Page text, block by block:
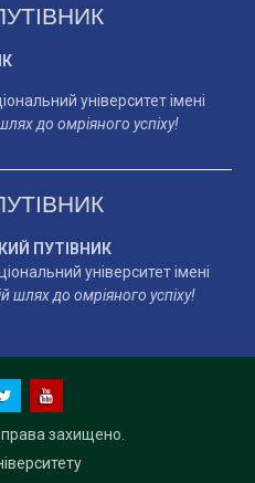
університет імені
до омріяного успіху!
ПУТІВНИК
університет імені
шлях до омріяного успіху!
захищено.